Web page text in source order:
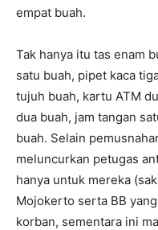
empat buah.
Tak hanya itu tas enam
satu buah, pipet kaca
tujuh buah, kartu ATM
dua buah, jam tangan
buah. Selain
meluncurkan petugas
hanya untuk mereka
Mojokerto serta BB
korban, sementara ini